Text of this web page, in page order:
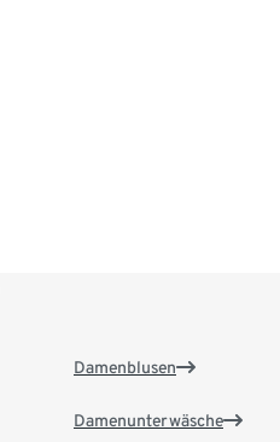
Damenblusen
Damenunterwäsche